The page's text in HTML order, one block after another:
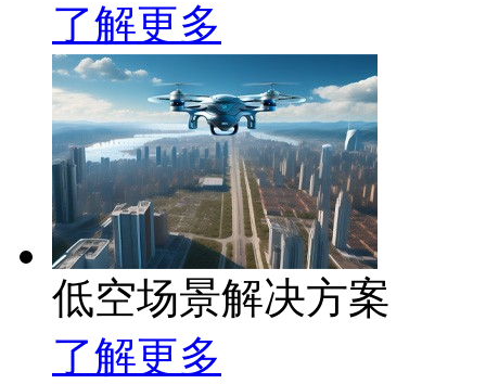
了解更多
低空场景解决方案
了解更多